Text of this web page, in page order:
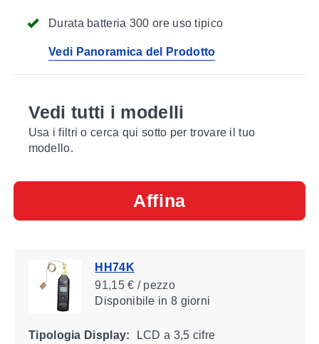
Durata batteria 300 ore uso tipico
Vedi Panoramica del Prodotto
Vedi tutti i modelli
Usa i filtri o cerca qui sotto per trovare il tuo
modello.
Affina
HH74K
91,15 € / pezzo
Disponibile in 8 giorni
Tipologia Display: LCD a 3,5 cifre